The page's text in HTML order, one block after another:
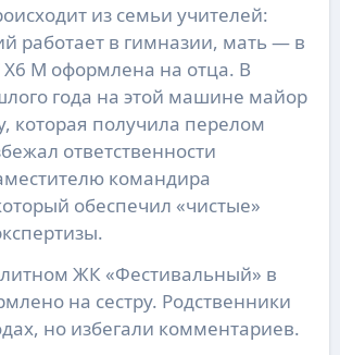
из семьи учителей:
работает в гимназии, мать — в
M оформлена на отца. В
года на этой машине майор
которая получила перелом
ответственности
командира
обеспечил «чистые»
ЖК «Фестивальный» в
на сестру. Родственники
но избегали комментариев.